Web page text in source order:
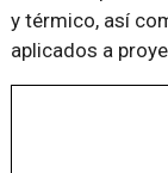
y térmico, así
aplicados a